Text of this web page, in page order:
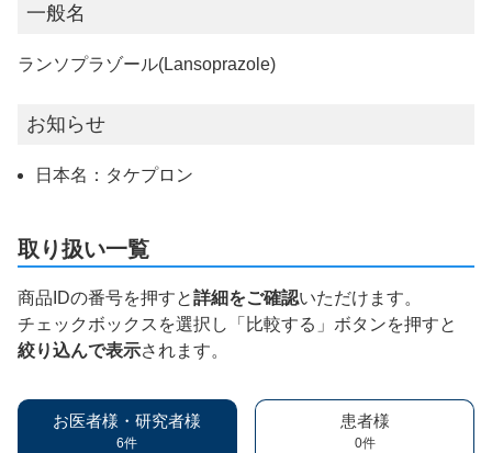
一般名
ランソプラゾール(Lansoprazole)
お知らせ
日本名：タケプロン
取り扱い一覧
商品IDの番号を押すと詳細をご確認いただけます。
チェックボックスを選択し「比較する」ボタンを押すと
絞り込んで表示されます。
お医者様・研究者様
6件
患者様
0件